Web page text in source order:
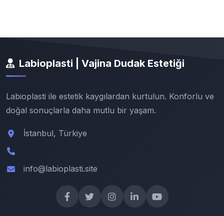
Labioplasti | Vajina Dudak Estetiği
Labioplasti ile estetik kaygılardan kurtulun. Konforlu ve
doğal sonuçlarla daha mutlu bir yaşam.
İstanbul, Türkiye
info@labioplasti.site